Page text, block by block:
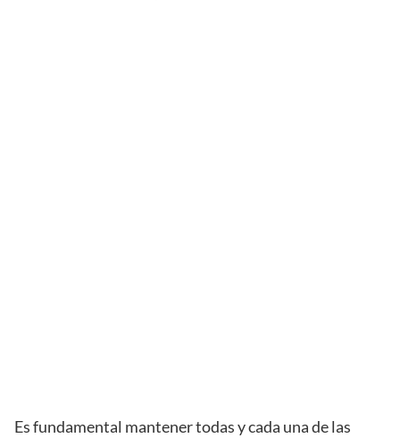
Es fundamental mantener todas y cada una de las